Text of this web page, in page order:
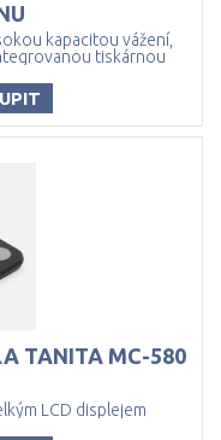
kapacitou vážení,
tiskárnou
TANITA MC-580
LCD displejem